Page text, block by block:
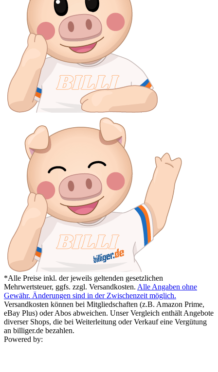
*Alle Preise inkl. der jeweils geltenden gesetzlichen
Mehrwertsteuer, ggfs. zzgl. Versandkosten. Alle Angaben ohne
Gewähr. Änderungen sind in der Zwischenzeit möglich.
Versandkosten können bei Mitgliedschaften (z.B. Amazon Prime,
eBay Plus) oder Abos abweichen. Unser Vergleich enthält Angebote
diverser Shops, die bei Weiterleitung oder Verkauf eine Vergütung
an billiger.de bezahlen.
Powered by: